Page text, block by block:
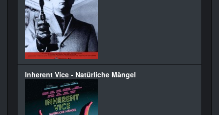
Inherent Vice - Natürliche Mängel